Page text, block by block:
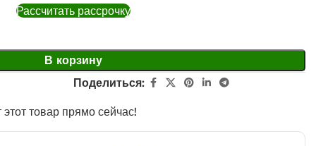
Рассчитать рассрочку
В корзину
Поделиться:
этот товар прямо сейчас!